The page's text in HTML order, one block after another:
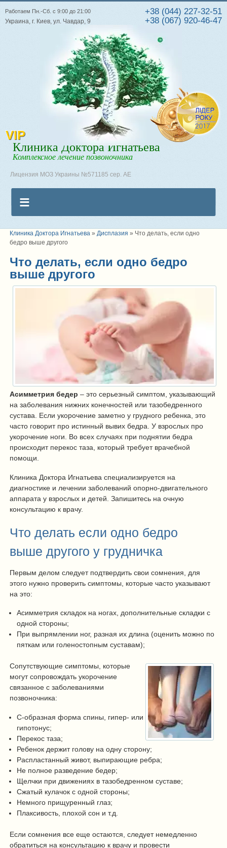
+38 (044) 227-32-51
+38 (067) 920-46-47
Работаем Пн.-Сб. с 9:00 до 21:00
Украина, г. Киев, ул. Чавдар, 9
VIP
Клиника Доктора Игнатьева
Комплексное лечение позвоночника
Лицензия МОЗ Украины №571185 сер. АЕ
Клиника Доктора Игнатьева » Дисплазия » Что делать, если одно
бедро выше другого
Что делать, если одно бедро
выше другого
Асимметрия бедер – это серьезный симптом, указывающий
на заболевания нижних конечностей или тазобедренного
сустава. Если укорочение заметно у грудного ребенка, это
часто говорит про истинный вывих бедра. У взрослых про
укорочение ноги. Во всех случаях при поднятии бедра
происходит перекос таза, который требует врачебной
помощи.
Клиника Доктора Игнатьева специализируется на
диагностике и лечении заболеваний опорно-двигательного
аппарата у взрослых и детей. Запишитесь на очную
консультацию к врачу.
Что делать если одно бедро
выше другого у грудничка
Первым делом следует подтвердить свои сомнения, для
этого нужно проверить симптомы, которые часто указывают
на это:
Асимметрия складок на ногах, дополнительные складки с
одной стороны;
При выпрямлении ног, разная их длина (оценить можно по
пяткам или голеностопным суставам);
Сопутствующие симптомы, которые
могут сопровождать укорочение
связанное с заболеваниями
позвоночника:
С-образная форма спины, гипер- или
гипотонус;
Перекос таза;
Ребенок держит голову на одну сторону;
Распластанный живот, выпирающие ребра;
Не полное разведение бедер;
Щелчки при движениях в тазобедренном суставе;
Сжатый кулачок с одной стороны;
Немного прищуренный глаз;
Плаксивость, плохой сон и т.д.
Если сомнения все еще остаются, следует немедленно
обратиться на консультацию к врачу и провести